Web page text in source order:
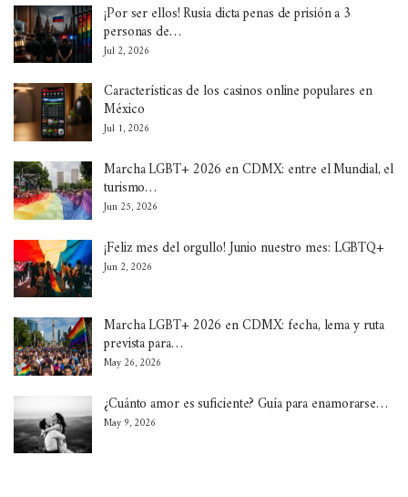
¡Por ser ellos! Rusia dicta penas de prisión a 3
personas de…
Jul 2, 2026
Características de los casinos online populares en
México
Jul 1, 2026
Marcha LGBT+ 2026 en CDMX: entre el Mundial, el
turismo…
Jun 25, 2026
¡Feliz mes del orgullo! Junio nuestro mes: LGBTQ+
Jun 2, 2026
Marcha LGBT+ 2026 en CDMX: fecha, lema y ruta
prevista para…
May 26, 2026
¿Cuánto amor es suficiente? Guía para enamorarse…
May 9, 2026